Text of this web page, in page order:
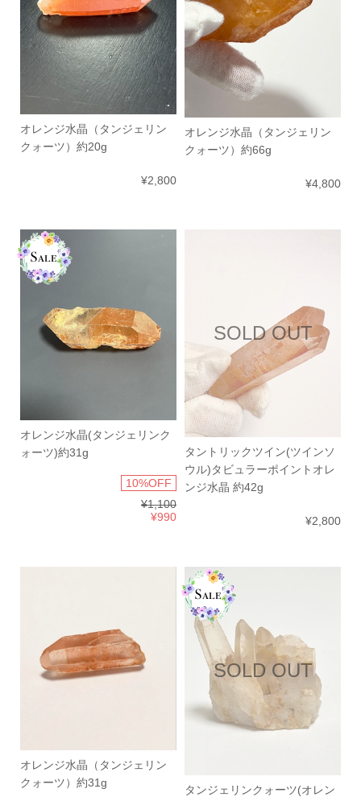
オレンジ水晶（タンジェリン
クォーツ）約20g
¥2,800
オレンジ水晶（タンジェリン
クォーツ）約66g
¥4,800
オレンジ水晶(タンジェリンク
ォーツ)約31g
10%OFF
¥1,100
¥990
SOLD OUT
タントリックツイン(ツインソ
ウル)タビュラーポイントオレ
ンジ水晶 約42g
¥2,800
オレンジ水晶（タンジェリン
クォーツ）約31g
SOLD OUT
タンジェリンクォーツ(オレン